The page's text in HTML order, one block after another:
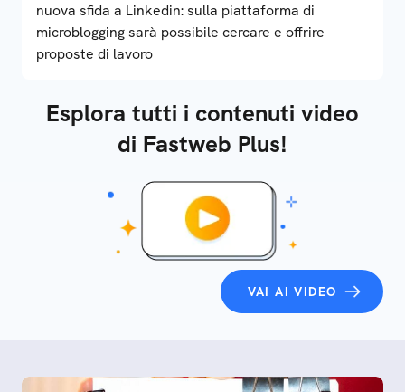
nuova sfida a Linkedin: sulla piattaforma di
microblogging sarà possibile cercare e offrire
proposte di lavoro
Esplora tutti i contenuti video
di Fastweb Plus!
VAI AI VIDEO